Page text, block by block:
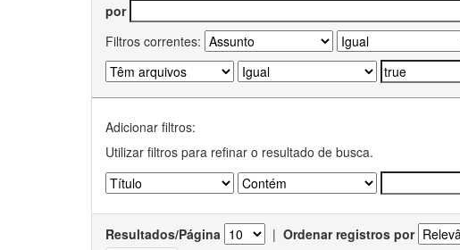
por
Filtros correntes:
Adicionar filtros:
Utilizar filtros para refinar o resultado de busca.
Resultados/Página | Ordenar registros por